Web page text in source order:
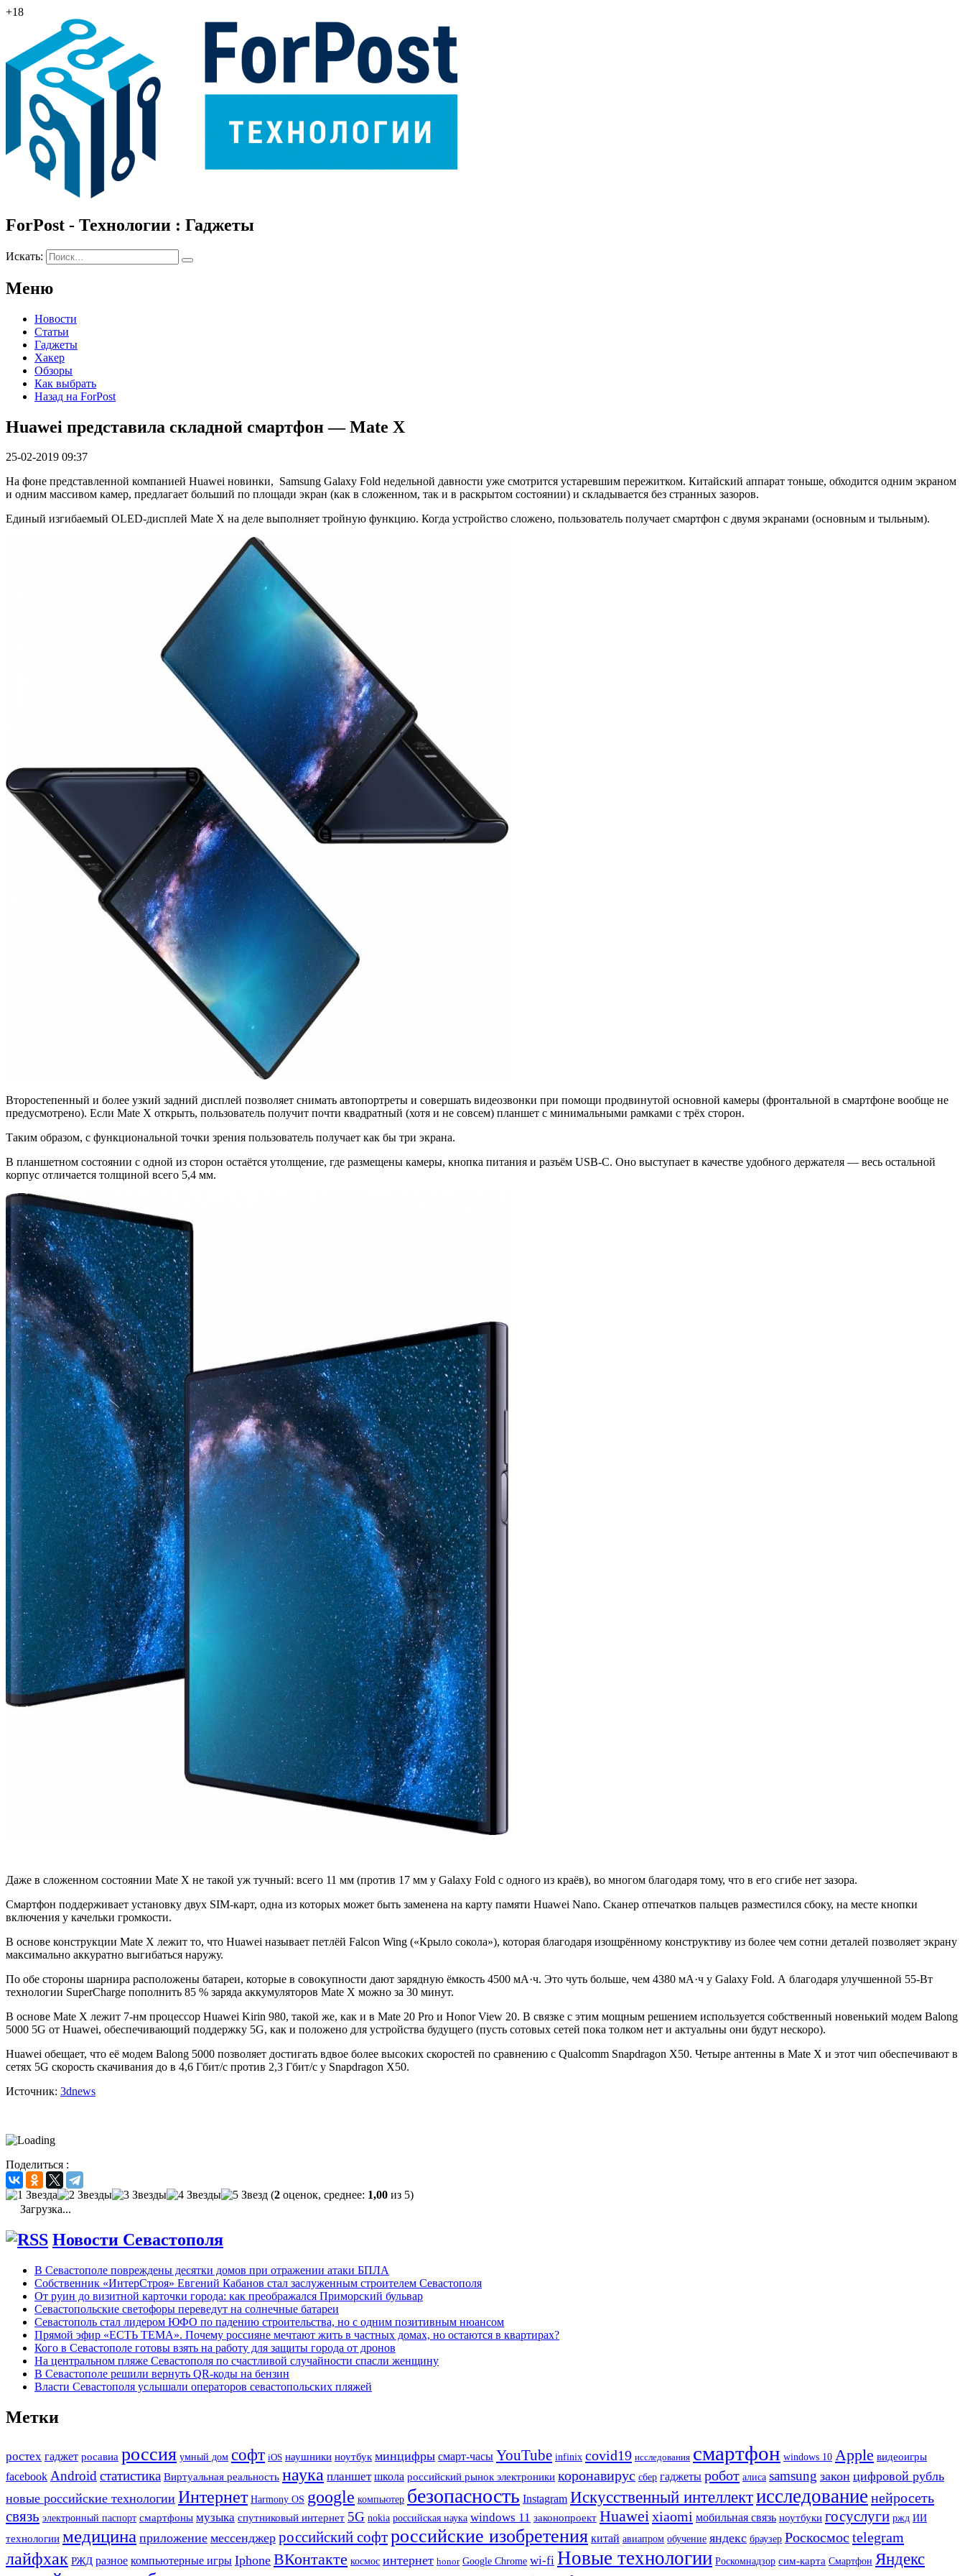
+18
ForPost - Технологии : Гаджеты
Искать:
Меню
Новости
Статьи
Гаджеты
Хакер
Обзоры
Как выбрать
Назад на ForPost
Huawei представила складной смартфон — Mate X
25-02-2019 09:37
На фоне представленной компанией Huawei новинки, Samsung Galaxy Fold недельной давности уже смотрится устаревшим пережитком. Китайский аппарат тоньше, обходится одним экраном
и одним массивом камер, предлагает больший по площади экран (как в сложенном, так и в раскрытом состоянии) и складывается без странных зазоров.
Единый изгибаемый OLED-дисплей Mate X на деле выполняет тройную функцию. Когда устройство сложено, пользователь получает смартфон с двумя экранами (основным и тыльным).
Второстепенный и более узкий задний дисплей позволяет снимать автопортреты и совершать видеозвонки при помощи продвинутой основной камеры (фронтальной в смартфоне вообще не
предусмотрено). Если Mate X открыть, пользователь получит почти квадратный (хотя и не совсем) планшет с минимальными рамками с трёх сторон.
Таким образом, с функциональной точки зрения пользователь получает как бы три экрана.
В планшетном состоянии с одной из сторон остаётся утолщение, где размещены камеры, кнопка питания и разъём USB-C. Оно выступает в качестве удобного держателя — весь остальной
корпус отличается толщиной всего 5,4 мм.
Даже в сложенном состоянии Mate X не такой уж тучный: всего 11 мм (против 17 мм у Galaxy Fold с одного из краёв), во многом благодаря тому, что в его сгибе нет зазора.
Смартфон поддерживает установку двух SIM-карт, одна из которых может быть заменена на карту памяти Huawei Nano. Сканер отпечатков пальцев разместился сбоку, на месте кнопки
включения у качельки громкости.
В основе конструкции Mate X лежит то, что Huawei называет петлёй Falcon Wing («Крыло сокола»), которая благодаря изощрённому конструктиву из более чем сотни деталей позволяет экрану
максимально аккуратно выгибаться наружу.
По обе стороны шарнира расположены батареи, которые в совокупности дают зарядную ёмкость 4500 мА·ч. Это чуть больше, чем 4380 мА·ч у Galaxy Fold. А благодаря улучшенной 55-Вт
технологии SuperCharge пополнить 85 % заряда аккумуляторов Mate X можно за 30 минут.
В основе Mate X лежит 7-нм процессор Huawei Kirin 980, такой же, как и в Mate 20 Pro и Honor View 20. В связке с этим мощным решением используется собственный новенький модем Balong
5000 5G от Huawei, обеспечивающий поддержку 5G, как и положено для устройства будущего (пусть сотовых сетей пока толком нет и актуальны они будут нескоро).
Huawei обещает, что её модем Balong 5000 позволяет достигать вдвое более высоких скоростей по сравнению с Qualcomm Snapdragon X50. Четыре антенны в Mate X и этот чип обеспечивают в
сетях 5G скорость скачивания до в 4,6 Гбит/с против 2,3 Гбит/с у Snapdragon X50.
Источник: 3dnews
Поделиться :
(2 оценок, среднее: 1,00 из 5)
Загрузка...
Новости Севастополя
В Севастополе повреждены десятки домов при отражении атаки БПЛА
Собственник «ИнтерСтроя» Евгений Кабанов стал заслуженным строителем Севастополя
От руин до визитной карточки города: как преображался Приморский бульвар
Севастопольские светофоры переведут на солнечные батареи
Севастополь стал лидером ЮФО по падению строительства, но с одним позитивным нюансом
Прямой эфир «ЕСТЬ ТЕМА». Почему россияне мечтают жить в частных домах, но остаются в квартирах?
Кого в Севастополе готовы взять на работу для защиты города от дронов
На центральном пляже Севастополя по счастливой случайности спасли женщину
В Севастополе решили вернуть QR-коды на бензин
Власти Севастополя услышали операторов севастопольских пляжей
Метки
ростех гаджет росавиа россия умный дом софт iOS наушники ноутбук минцифры смарт-часы YouTube infinix covid19 исследования смартфон windows 10 Apple видеоигры
facebook Android статистика Виртуальная реальность наука планшет школа российский рынок электроники коронавирус сбер гаджеты робот алиса samsung закон цифровой рубль
новые российские технологии Интернет Harmony OS google компьютер безопасность Instagram Искусственный интеллектисследование нейросеть
связь электронный паспорт смартфоны музыка спутниковый интернет 5G nokia российская наука windows 11 законопроект Huaweixiaomi мобильная связь ноутбуки госуслуги ржд ИИ
технологии медицина приложение мессенджер российский софтроссийские изобретения китай авиапром обучение яндекс браузер Роскосмос telegram
лайфхак РЖД разное компьютерные игры Iphone ВКонтакте космос интернет honor Google Chrome wi-fi Новые технологии Роскомнадзор сим-карта Смартфон Яндекс